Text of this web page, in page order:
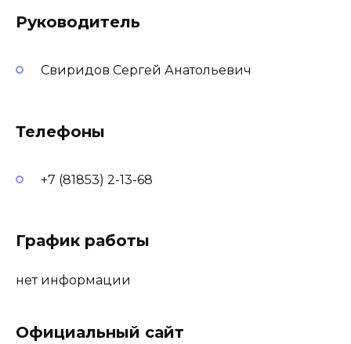
Руководитель
Свиридов Сергей Анатольевич
Телефоны
+7 (81853) 2-13-68
График работы
нет информации
Официальный сайт